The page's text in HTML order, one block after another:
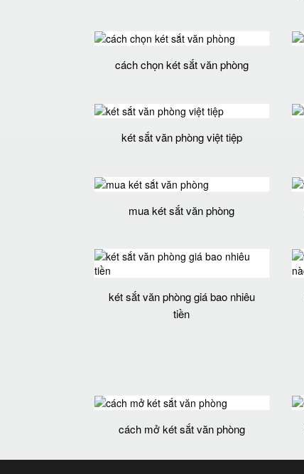
cách chọn két sắt văn phòng
két sắt văn phòng việt tiệp
mua két sắt văn phòng
két sắt văn phòng giá bao nhiêu
tiền
cách mở két sắt văn phòng